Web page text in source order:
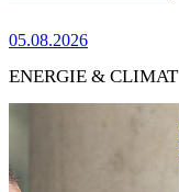
05.08.2026
ENERGIE & CLIMAT